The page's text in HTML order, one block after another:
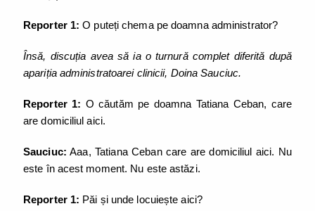
Reporter 1:O puteți chema pe doamna administrator?
Însă, discuția avea să ia o turnură complet diferită după
apariția administratoarei clinicii, Doina Sauciuc.
Reporter 1: O căutăm pe doamna Tatiana Ceban, care
are domiciliul aici.
Sauciuc: Aaa, Tatiana Ceban care are domiciliul aici. Nu
este în acest moment. Nu este astăzi.
Reporter 1: Păi și unde locuiește aici?